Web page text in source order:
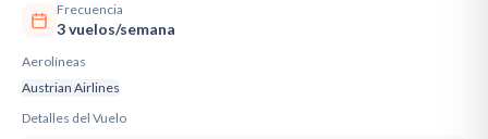
Frecuencia
3 vuelos/semana
Aerolíneas
Austrian Airlines
Detalles del Vuelo